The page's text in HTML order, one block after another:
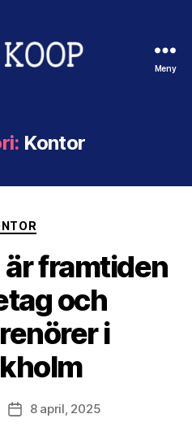
Meny
Kontor
Kategorier
framtiden
och
i
Inläggsdatum
8 april, 2025